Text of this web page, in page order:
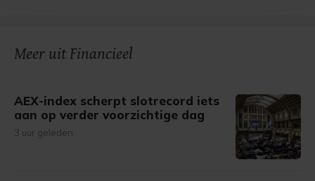
Meer uit Financieel
AEX-index scherpt slotrecord iets
aan op verder voorzichtige dag
3 uur geleden